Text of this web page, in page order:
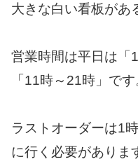
大きな白い看板があ
営業時間は平日は「
「11時～21時」です
ラストオーダーは1
に行く必要がありま